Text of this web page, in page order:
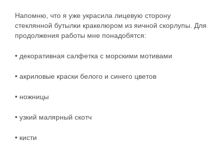
Напомню, что я уже украсила лицевую сторону
стеклянной бутылки кракелюром из яичной скорлупы. Для
продолжения работы мне понадобятся:
• декоративная салфетка с морскими мотивами
• акриловые краски белого и синего цветов
• ножницы
• узкий малярный скотч
• кисти